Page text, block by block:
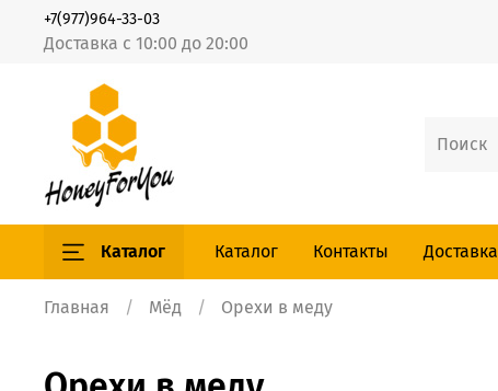
Доставка с 10:00 до 20:00
+7(977)964-33-03
Каталог Каталог Контакты Доставка
Главная Мёд Орехи в меду